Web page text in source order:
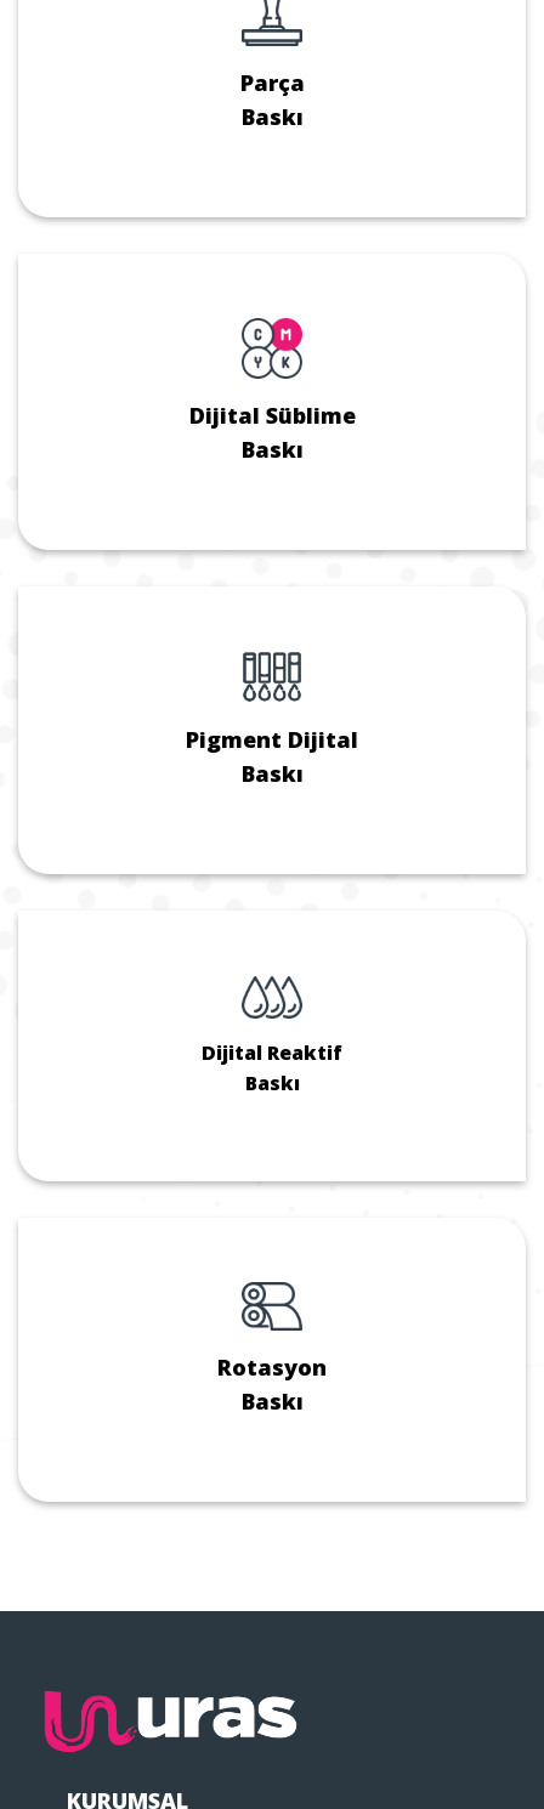
Parça
Baskı
Dijital Süblime
Baskı
Pigment Dijital
Baskı
Dijital Reaktif
Baskı
Rotasyon
Baskı
KURUMSAL